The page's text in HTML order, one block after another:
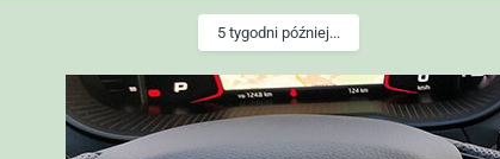
5 tygodni później...